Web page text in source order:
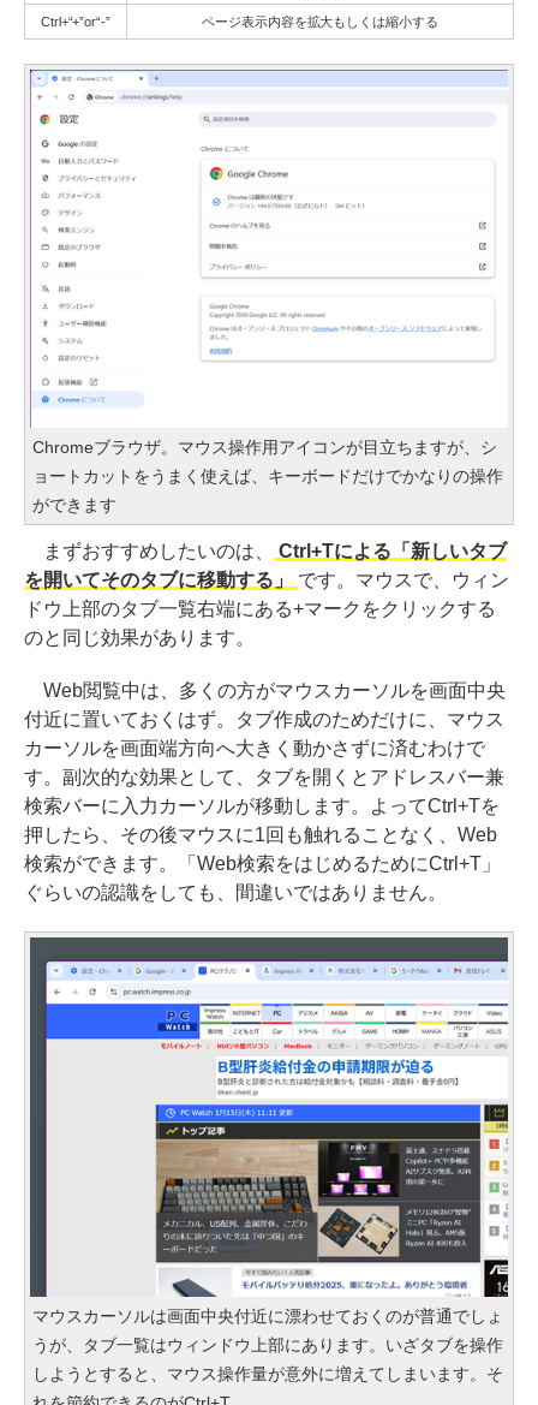
Ctrl+“+”or“-” ページ表示内容を拡大もしくは縮小する
Chromeブラウザ。マウス操作用アイコンが目立ちますが、シ
ョートカットをうまく使えば、キーボードだけでかなりの操作
ができます
まずおすすめしたいのは、
Ctrl+Tによる「新しいタブ
を開いてそのタブに移動する」 です。マウスで、ウィン
ドウ上部のタブ一覧右端にある+マークをクリックする
のと同じ効果があります。
Web閲覧中は、多くの方がマウスカーソルを画面中央
付近に置いておくはず。タブ作成のためだけに、マウス
カーソルを画面端方向へ大きく動かさずに済むわけで
す。副次的な効果として、タブを開くとアドレスバー兼
検索バーに入力カーソルが移動します。よってCtrl+Tを
押したら、その後マウスに1回も触れることなく、Web
検索ができます。「Web検索をはじめるためにCtrl+T」
ぐらいの認識をしても、間違いではありません。
マウスカーソルは画面中央付近に漂わせておくのが普通でしょ
うが、タブ一覧はウィンドウ上部にあります。いざタブを操作
しようとすると、マウス操作量が意外に増えてしまいます。そ